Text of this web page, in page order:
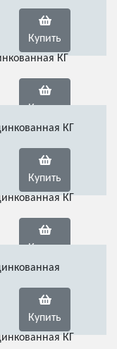
Купить
КГ
Купить
КГ
Купить
КГ
Купить
Купить
КГ